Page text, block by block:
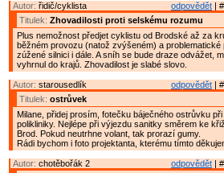
odpovědět |
Autor: řidič/cyklista
Titulek: Zhovadilosti proti selskému rozumu
Plus nemožnost předjet cyklistu od Brodské až za
běžném provozu (natož zvýšeném) a problematické
zúžené silnici i dále. A sníh se bude draze odvážet,
vyhrnul do krajů. Zhovadilost je slabé slovo.
odpovědět |
Autor: starousedlík
Titulek: ostrůvek
Milane, přidej prosím, fotečku báječného ostrůvku
polikliniky. Nejlépe při výjezdu sanitky směrem ke
Brod. Pokud neutrhne volant, tak prorazí gumy.
Rádi bychom i foto projektanta, kterému tímto
odpovědět |
Autor: chotěbořák 2